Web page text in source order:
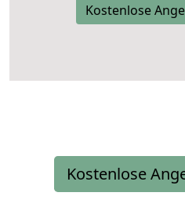
Kostenlose
Kostenlose